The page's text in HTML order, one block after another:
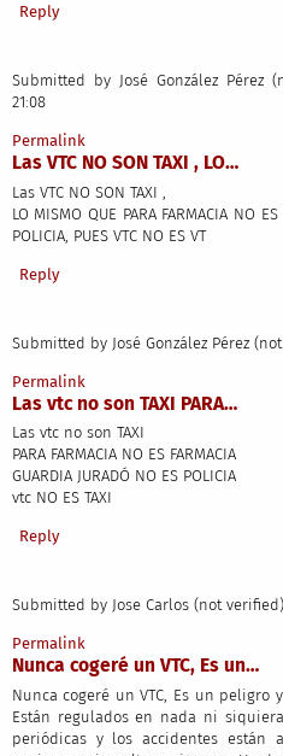
Reply
Submitted by José González Pérez
21:08
Permalink
Las VTC NO SON TAXI , LO…
Las VTC NO SON TAXI ,
LO MISMO QUE PARA FARMACIA NO
POLICIA, PUES VTC NO ES VT
Reply
Submitted by José González Pérez
Permalink
Las vtc no son TAXI PARA…
Las vtc no son TAXI
PARA FARMACIA NO ES FARMACIA
GUARDIA JURADÓ NO ES POLICIA
vtc NO ES TAXI
Reply
Submitted by Jose Carlos (not verified)
Permalink
Nunca cogeré un VTC, Es un…
Nunca cogeré un VTC, Es un peligro
Están regulados en nada ni
periódicas y los accidentes están